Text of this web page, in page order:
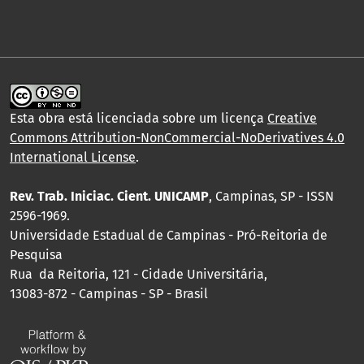
Esta obra está licenciada sobre um licença Creative
Commons Attribution-NonCommercial-NoDerivatives 4.0
International License.
Rev. Trab. Iniciac. Cient. UNICAMP, Campinas, SP - ISSN
2596-1969.
Universidade Estadual de Campinas - Pró-Reitoria de
Pesquisa
Rua da Reitoria, 121 - Cidade Universitária,
13083-872 - Campinas - SP - Brasil